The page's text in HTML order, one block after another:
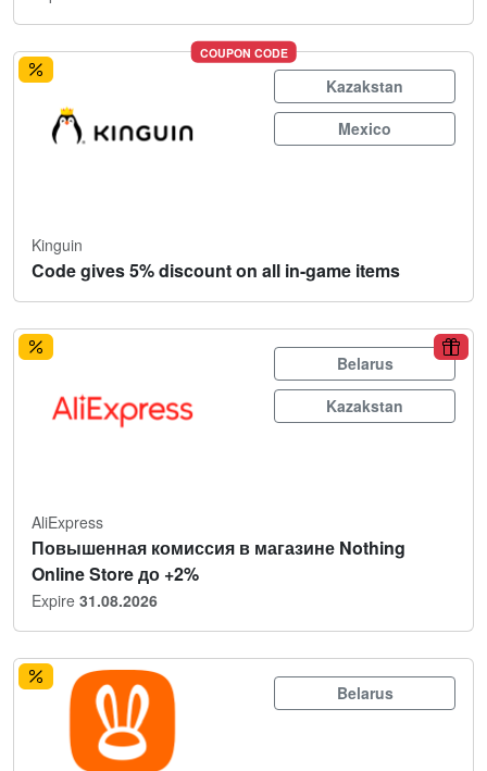
COUPON CODE
Kazakstan
Mexico
Kinguin
Code gives 5% discount on all in-game items
Belarus
Kazakstan
AliExpress
Повышенная комиссия в магазине Nothing
Online Store до +2%
Expire 31.08.2026
Belarus